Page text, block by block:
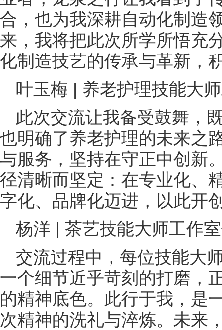
合，也为我深耕自动化制造
来，我将把此次所学所悟充
化制造技艺的传承与革新，
叶玉梅 | 养老护理技能大
此次交流让我备受鼓舞，
也明确了养老护理的未来之
与服务，坚持在守正中创新
径清晰而坚定：在专业化、
字化、品牌化迈进，以此开
杨洋 | 茶艺技能大师工作
交流过程中，每位技能大
一个细节近乎苛刻的打磨，
的精神底色。此行于我，是
次精神的洗礼与淬炼。未来